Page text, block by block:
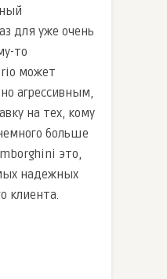
для уже очень
то
может
агрессивным,
на тех, кому
больше
это,
надежных
клиента.